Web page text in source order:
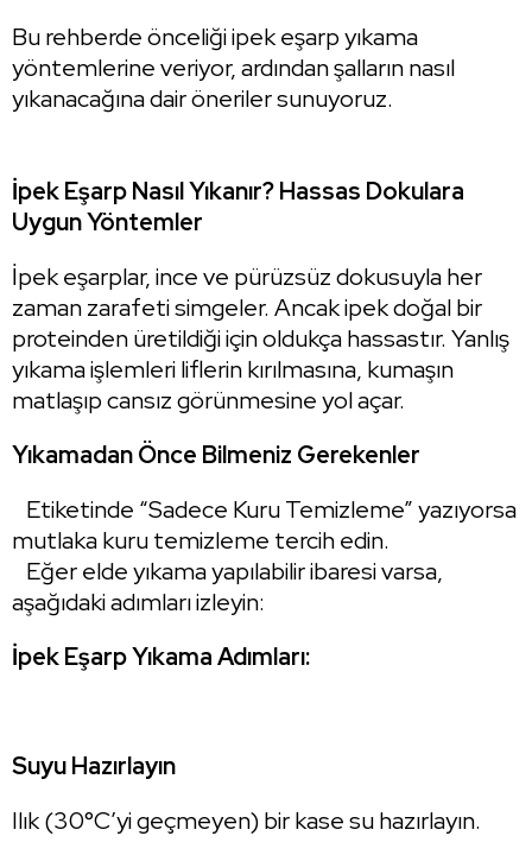
Bu rehberde önceliği ipek eşarp yıkama
yöntemlerine veriyor, ardından şalların nasıl
yıkanacağına dair öneriler sunuyoruz.
İpek Eşarp Nasıl Yıkanır? Hassas Dokulara
Uygun Yöntemler
İpek eşarplar, ince ve pürüzsüz dokusuyla her
zaman zarafeti simgeler. Ancak ipek doğal bir
proteinden üretildiği için oldukça hassastır. Yanlış
yıkama işlemleri liflerin kırılmasına, kumaşın
matlaşıp cansız görünmesine yol açar.
Yıkamadan Önce Bilmeniz Gerekenler
Etiketinde “Sadece Kuru Temizleme” yazıyorsa
mutlaka kuru temizleme tercih edin.
Eğer elde yıkama yapılabilir ibaresi varsa,
aşağıdaki adımları izleyin:
İpek Eşarp Yıkama Adımları:
Suyu Hazırlayın
Ilık (30°C’yi geçmeyen) bir kase su hazırlayın.